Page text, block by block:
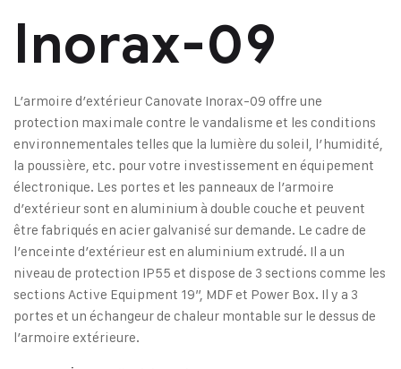
Inorax-09
L’armoire d’extérieur Canovate Inorax-09 offre une
protection maximale contre le vandalisme et les conditions
environnementales telles que la lumière du soleil, l’humidité,
la poussière, etc. pour votre investissement en équipement
électronique. Les portes et les panneaux de l’armoire
d’extérieur sont en aluminium à double couche et peuvent
être fabriqués en acier galvanisé sur demande. Le cadre de
l’enceinte d’extérieur est en aluminium extrudé. Il a un
niveau de protection IP55 et dispose de 3 sections comme les
sections Active Equipment 19”, MDF et Power Box. Il y a 3
portes et un échangeur de chaleur montable sur le dessus de
l’armoire extérieure.